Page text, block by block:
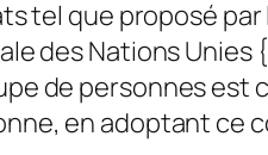
tel que proposé
des Nations
de personnes
en adoptant ce